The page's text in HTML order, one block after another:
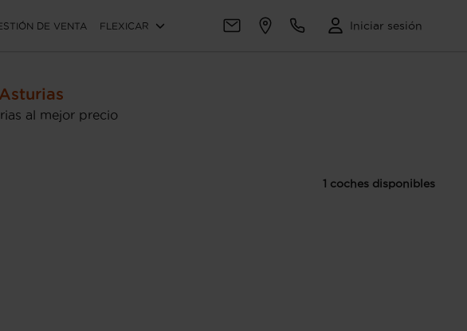
DE VENTA FLEXICAR Iniciar sesión
al mejor precio
1 coches disponibles